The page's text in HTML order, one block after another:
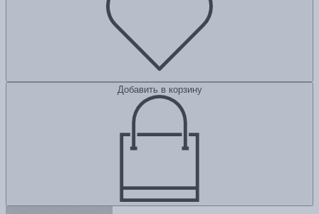
Добавить в корзину